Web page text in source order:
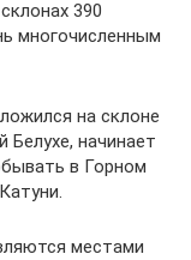
390
многочисленным
на склоне
Белухе, начинает
в Горном
местами